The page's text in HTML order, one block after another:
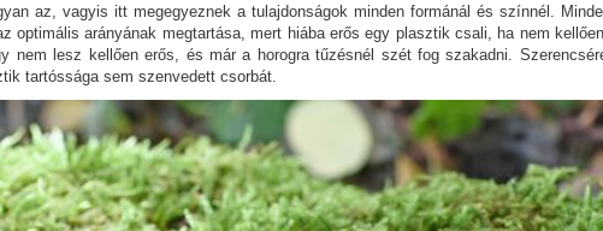
az, vagyis itt megegyeznek a tulajdonságok minden formánál és színnél.
optimális arányának megtartása, mert hiába erős egy plasztik csali, ha nem
nem lesz kellően erős, és már a horogra tűzésnél szét fog szakadni.
tartóssága sem szenvedett csorbát.